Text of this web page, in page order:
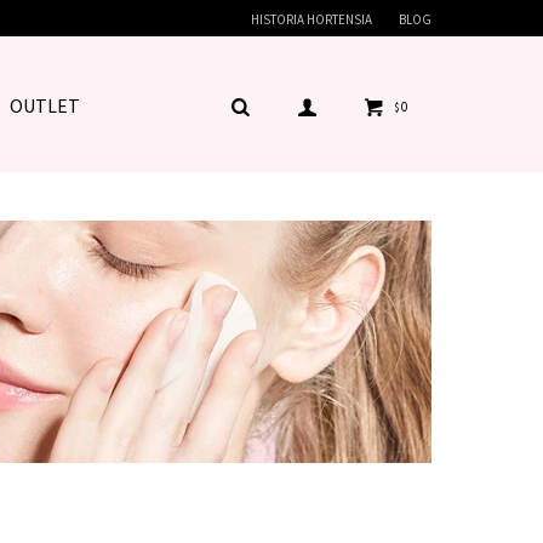
OUTLET $0
HISTORIA HORTENSIA BLOG